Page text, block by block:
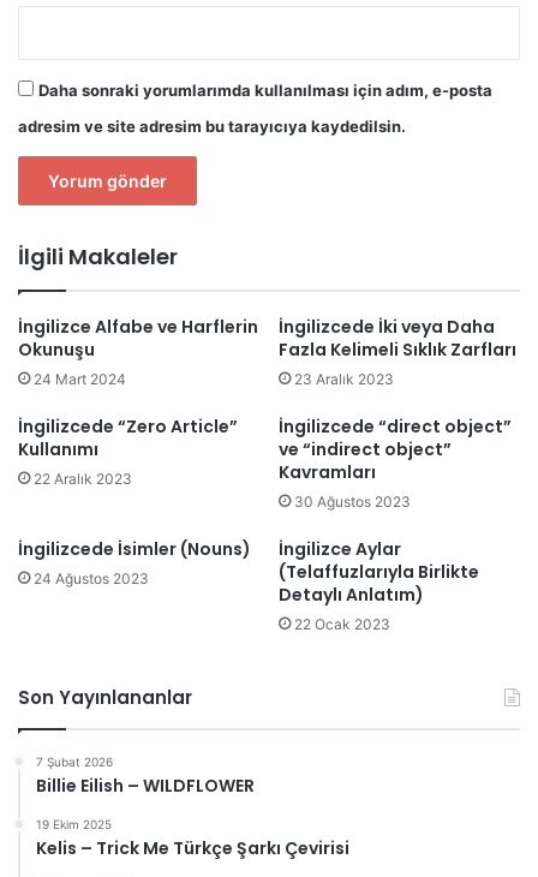
Daha sonraki yorumlarımda kullanılması için adım, e-posta
adresim ve site adresim bu tarayıcıya kaydedilsin.
İlgili Makaleler
İngilizce Alfabe ve Harflerin
Okunuşu
24 Mart 2024
İngilizcede İki veya Daha
Fazla Kelimeli Sıklık Zarfları
23 Aralık 2023
İngilizcede “Zero Article”
Kullanımı
22 Aralık 2023
İngilizcede “direct object”
ve “indirect object”
Kavramları
30 Ağustos 2023
İngilizcede İsimler (Nouns)
24 Ağustos 2023
İngilizce Aylar
(Telaffuzlarıyla Birlikte
Detaylı Anlatım)
22 Ocak 2023
Son Yayınlananlar
7 Şubat 2026
Billie Eilish – WILDFLOWER
19 Ekim 2025
Kelis – Trick Me Türkçe Şarkı Çevirisi